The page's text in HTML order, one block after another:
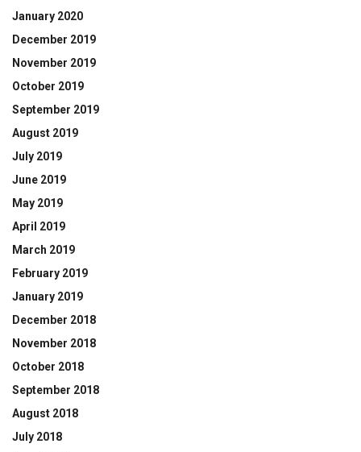
January 2020
December 2019
November 2019
October 2019
September 2019
August 2019
July 2019
June 2019
May 2019
April 2019
March 2019
February 2019
January 2019
December 2018
November 2018
October 2018
September 2018
August 2018
July 2018